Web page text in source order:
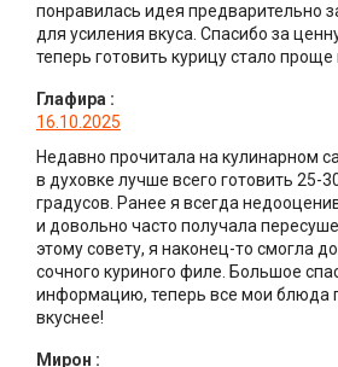
понравилась идея предварительно
для усиления вкуса. Спасибо за
теперь готовить курицу стало проще
Глафира :
16.10.2025
Недавно прочитала на кулинарном
в духовке лучше всего готовить 25-
градусов. Ранее я всегда
и довольно часто получала
этому совету, я наконец-то смогла
сочного куриного филе. Большое
информацию, теперь все мои блюда
вкуснее!
Мирон :